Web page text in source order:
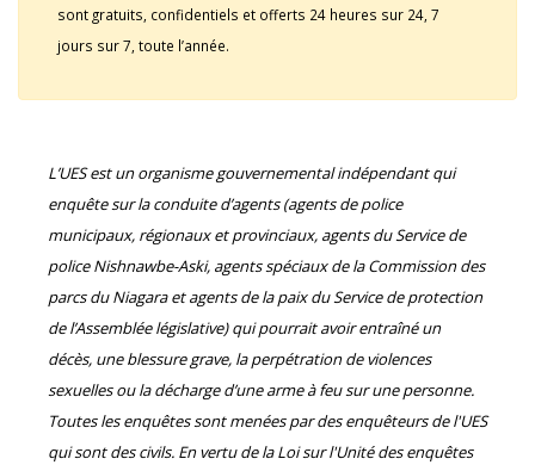
sont gratuits, confidentiels et offerts 24 heures sur 24, 7
jours sur 7, toute l’année.
L’UES est un organisme gouvernemental indépendant qui
enquête sur la conduite d’agents (agents de police
municipaux, régionaux et provinciaux, agents du Service de
police Nishnawbe-Aski, agents spéciaux de la Commission des
parcs du Niagara et agents de la paix du Service de protection
de l’Assemblée législative) qui pourrait avoir entraîné un
décès, une blessure grave, la perpétration de violences
sexuelles ou la décharge d’une arme à feu sur une personne.
Toutes les enquêtes sont menées par des enquêteurs de l'UES
qui sont des civils. En vertu de la Loi sur l'Unité des enquêtes